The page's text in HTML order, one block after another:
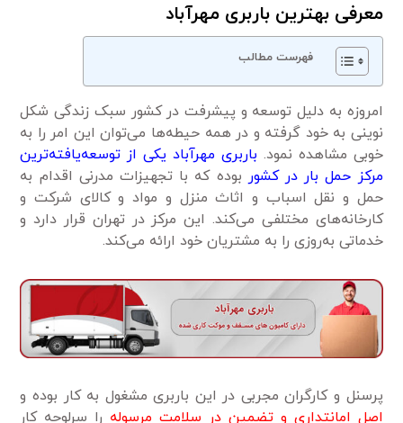
معرفی بهترین باربری مهرآباد
فهرست مطالب
امروزه به دلیل توسعه و پیشرفت در کشور سبک زندگی شکل
نوینی به خود گرفته و در همه حیطه‌ها می‌توان این امر را به
خوبی مشاهده نمود. باربری مهرآباد یکی از توسعه‌یافته‌ترین
مرکز حمل بار در کشور بوده که با تجهیزات مدرنی اقدام به
حمل و نقل اسباب و اثاث منزل و مواد و کالای شرکت و
کارخانه‌های مختلفی می‌کند. این مرکز در تهران قرار دارد و
خدماتی به‌روزی را به مشتریان خود ارائه می‌کند.
پرسنل و کارگران مجربی در این باربری مشغول به کار بوده و
اصل امانتداری و تضمین در سلامت مرسوله را سرلوحه کار